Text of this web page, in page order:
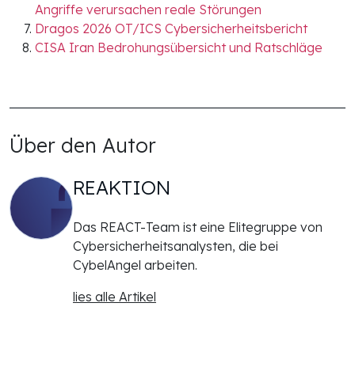
Angriffe verursachen reale Störungen
Dragos 2026 OT/ICS Cybersicherheitsbericht
CISA Iran Bedrohungsübersicht und Ratschläge
Über den Autor
REAKTION
Das REACT-Team ist eine Elitegruppe von
Cybersicherheitsanalysten, die bei
CybelAngel arbeiten.
lies alle Artikel